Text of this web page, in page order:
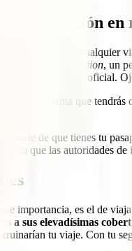
que hacer en
Travel Authorization, un
, que es el oficial.
tener en cuenta que
de que tienes tu
ya que las autoridades
importancia, es el de
a sus elevadísimas
tu viaje. Con tu